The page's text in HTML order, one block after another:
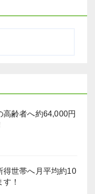
高齢者へ約64,000円
得世帯へ月平均約10
！